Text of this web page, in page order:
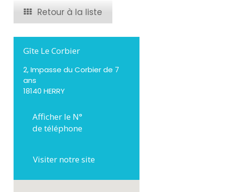
Retour à la liste
Gîte Le Corbier
2, Impasse du Corbier de 7
ans
18140 HERRY
Afficher le N°
de téléphone
Visiter notre site